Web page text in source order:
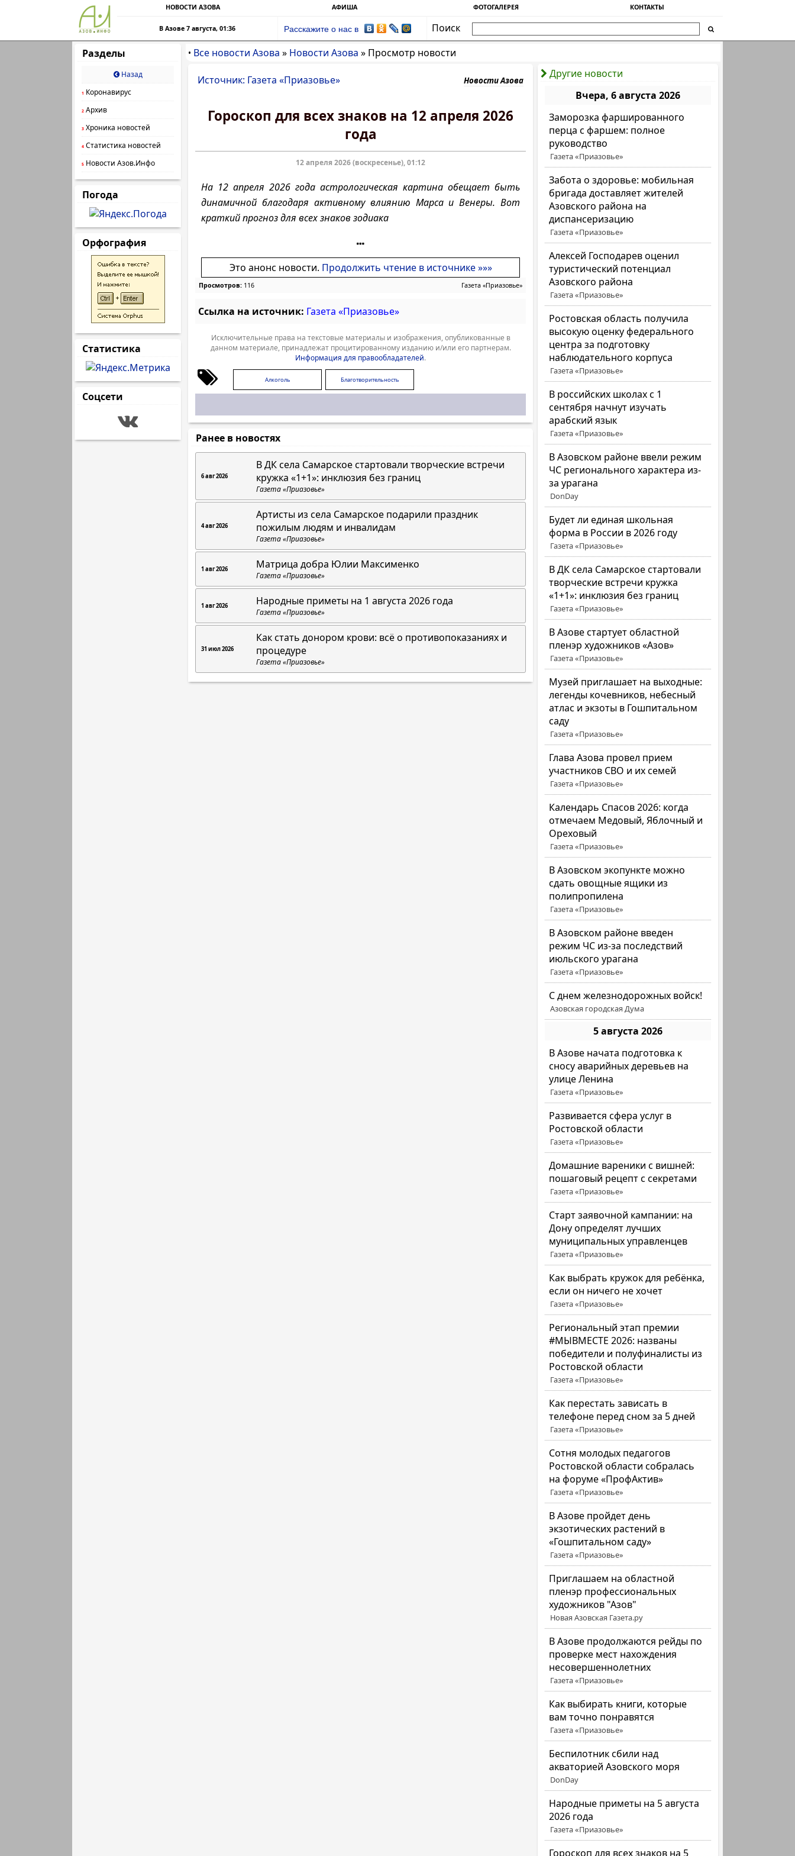
НОВОСТИ АЗОВА АФИША ФОТОГАЛЕРЕЯ КОНТАКТЫ
В Азове 7 августа, 01:36 Расскажите о нас в
Поиск
Разделы
Назад
1 Коронавирус
2 Архив
3 Хроника новостей
4 Статистика новостей
5 Новости Азов.Инфо
Погода
Орфография
Статистика
Соцсети
• Все новости Азова » Новости Азова » Просмотр новости
Другие новости
Вчера, 6 августа 2026
Заморозка фаршированного
перца с фаршем: полное
руководство
Газета «Приазовье»
Забота о здоровье: мобильная
бригада доставляет жителей
Азовского района на
диспансеризацию
Газета «Приазовье»
Алексей Господарев оценил
туристический потенциал
Азовского района
Газета «Приазовье»
Ростовская область получила
высокую оценку федерального
центра за подготовку
наблюдательного корпуса
Газета «Приазовье»
В российских школах с 1
сентября начнут изучать
арабский язык
Газета «Приазовье»
В Азовском районе ввели режим
ЧС регионального характера из-
за урагана
DonDay
Будет ли единая школьная
форма в России в 2026 году
Газета «Приазовье»
В ДК села Самарское стартовали
творческие встречи кружка
«1+1»: инклюзия без границ
Газета «Приазовье»
В Азове стартует областной
пленэр художников «Азов»
Газета «Приазовье»
Музей приглашает на выходные:
легенды кочевников, небесный
атлас и экзоты в Гошпитальном
саду
Газета «Приазовье»
Глава Азова провел прием
участников СВО и их семей
Газета «Приазовье»
Календарь Спасов 2026: когда
отмечаем Медовый, Яблочный и
Ореховый
Газета «Приазовье»
В Азовском экопункте можно
сдать овощные ящики из
полипропилена
Газета «Приазовье»
В Азовском районе введен
режим ЧС из-за последствий
июльского урагана
Газета «Приазовье»
С днем железнодорожных войск!
Азовская городская Дума
5 августа 2026
В Азове начата подготовка к
сносу аварийных деревьев на
улице Ленина
Газета «Приазовье»
Развивается сфера услуг в
Ростовской области
Газета «Приазовье»
Домашние вареники с вишней:
пошаговый рецепт с секретами
Газета «Приазовье»
Старт заявочной кампании: на
Дону определят лучших
муниципальных управленцев
Газета «Приазовье»
Как выбрать кружок для ребёнка,
если он ничего не хочет
Газета «Приазовье»
Региональный этап премии
#МЫВМЕСТЕ 2026: названы
победители и полуфиналисты из
Ростовской области
Газета «Приазовье»
Как перестать зависать в
телефоне перед сном за 5 дней
Газета «Приазовье»
Сотня молодых педагогов
Ростовской области собралась
на форуме «ПрофАктив»
Газета «Приазовье»
В Азове пройдет день
экзотических растений в
«Гошпитальном саду»
Газета «Приазовье»
Приглашаем на областной
пленэр профессиональных
художников "Азов"
Новая Азовская Газета.ру
В Азове продолжаются рейды по
проверке мест нахождения
несовершеннолетних
Газета «Приазовье»
Как выбирать книги, которые
вам точно понравятся
Газета «Приазовье»
Беспилотник сбили над
акваторией Азовского моря
DonDay
Народные приметы на 5 августа
2026 года
Газета «Приазовье»
Гороскоп для всех знаков на 5
Источник: Газета «Приазовье» Новости Азова
Гороскоп для всех знаков на 12 апреля 2026
года
12 апреля 2026 (воскресенье), 01:12
На 12 апреля 2026 года астрологическая картина обещает быть
динамичной благодаря активному влиянию Марса и Венеры. Вот
краткий прогноз для всех знаков зодиака
Это анонс новости. Продолжить чтение в источнике »»»
Просмотров: 116 Газета «Приазовье»
Ссылка на источник: Газета «Приазовье»
Исключительные права на текстовые материалы и изображения, опубликованные в
данном материале, принадлежат процитированному изданию и/или его партнерам.
Информация для правообладателей.
Алкоголь Благотворительность
Ранее в новостях
6 авг 2026
В ДК села Самарское стартовали творческие встречи
кружка «1+1»: инклюзия без границ
Газета «Приазовье»
4 авг 2026
Артисты из села Самарское подарили праздник
пожилым людям и инвалидам
Газета «Приазовье»
1 авг 2026 Матрица добра Юлии Максименко
Газета «Приазовье»
1 авг 2026 Народные приметы на 1 августа 2026 года
Газета «Приазовье»
31 июл 2026
Как стать донором крови: всё о противопоказаниях и
процедуре
Газета «Приазовье»